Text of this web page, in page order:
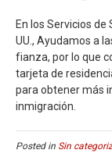
En los Servicios de
UU., Ayudamos a
fianza, por lo que
tarjeta de
para obtener más
inmigración.
Posted in Sin